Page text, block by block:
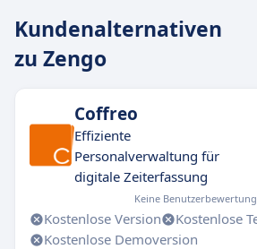
Kundenalternativen
zu Zengo
Coffreo
Effiziente
Personalverwaltung für
digitale Zeiterfassung
Keine
Kostenlose Version
Kostenlose
Kostenlose Demoversion